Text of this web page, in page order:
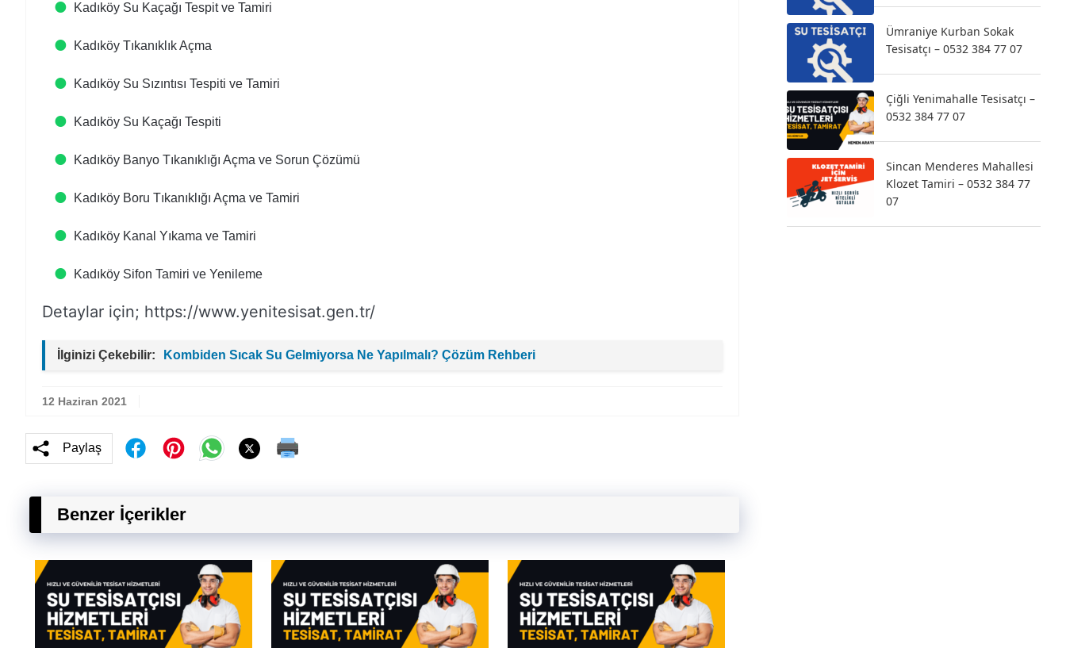
Kadıköy Su Kaçağı Tespit ve Tamiri
Kadıköy Tıkanıklık Açma
Kadıköy Su Sızıntısı Tespiti ve Tamiri
Kadıköy Su Kaçağı Tespiti
Kadıköy Banyo Tıkanıklığı Açma ve Sorun Çözümü
Kadıköy Boru Tıkanıklığı Açma ve Tamiri
Kadıköy Kanal Yıkama ve Tamiri
Kadıköy Sifon Tamiri ve Yenileme
Detaylar için; https://www.yenitesisat.gen.tr/
İlginizi Çekebilir: Kombiden Sıcak Su Gelmiyorsa Ne Yapılmalı? Çözüm Rehberi
12 Haziran 2021
Paylaş
Benzer İçerikler
Ümraniye Kurban Sokak
Tesisatçı – 0532 384 77 07
Çiğli Yenimahalle Tesisatçı –
0532 384 77 07
Sincan Menderes Mahallesi
Klozet Tamiri – 0532 384 77
07